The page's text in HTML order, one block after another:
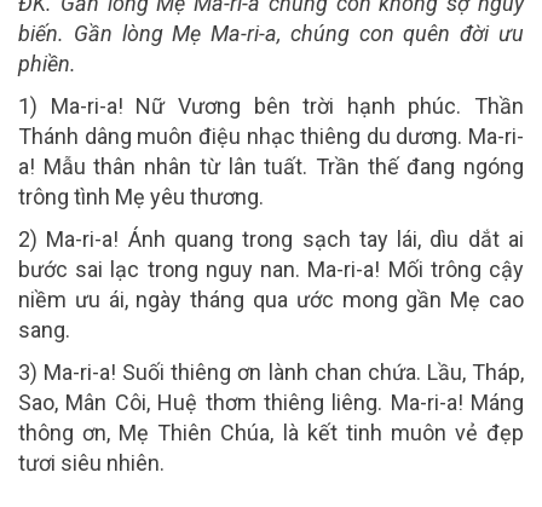
biến. Gần lòng Mẹ Ma-ri-a, chúng con quên đời ưu
phiền.
1) Ma-ri-a! Nữ Vương bên trời hạnh phúc. Thần
Thánh dâng muôn điệu nhạc thiêng du dương. Ma-ri-
a! Mẫu thân nhân từ lân tuất. Trần thế đang ngóng
trông tình Mẹ yêu thương.
2) Ma-ri-a! Ánh quang trong sạch tay lái, dìu dắt ai
bước sai lạc trong nguy nan. Ma-ri-a! Mối trông cậy
niềm ưu ái, ngày tháng qua ước mong gần Mẹ cao
sang.
3) Ma-ri-a! Suối thiêng ơn lành chan chứa. Lầu, Tháp,
Sao, Mân Côi, Huệ thơm thiêng liêng. Ma-ri-a! Máng
thông ơn, Mẹ Thiên Chúa, là kết tinh muôn vẻ đẹp
tươi siêu nhiên.